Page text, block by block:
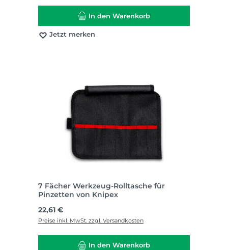
In den Warenkorb
Jetzt merken
7 Fächer Werkzeug-Rolltasche für
Pinzetten von Knipex
Regulärer Preis:
22,61 €
Preise inkl. MwSt. zzgl. Versandkosten
In den Warenkorb